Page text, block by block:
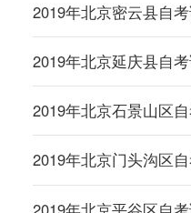
2019年北京密云县自
2019年北京延庆县自
2019年北京石景山区
2019年北京门头沟区